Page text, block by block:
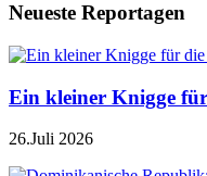
Neueste Reportagen
Ein kleiner Knigge
26.Juli 2026